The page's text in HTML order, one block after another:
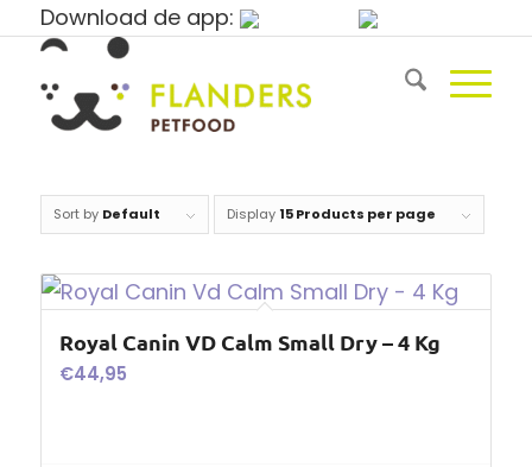
Download de app:
Sort by Default Display 15 Products per page
Royal Canin VD Calm Small Dry – 4 Kg
€44,95